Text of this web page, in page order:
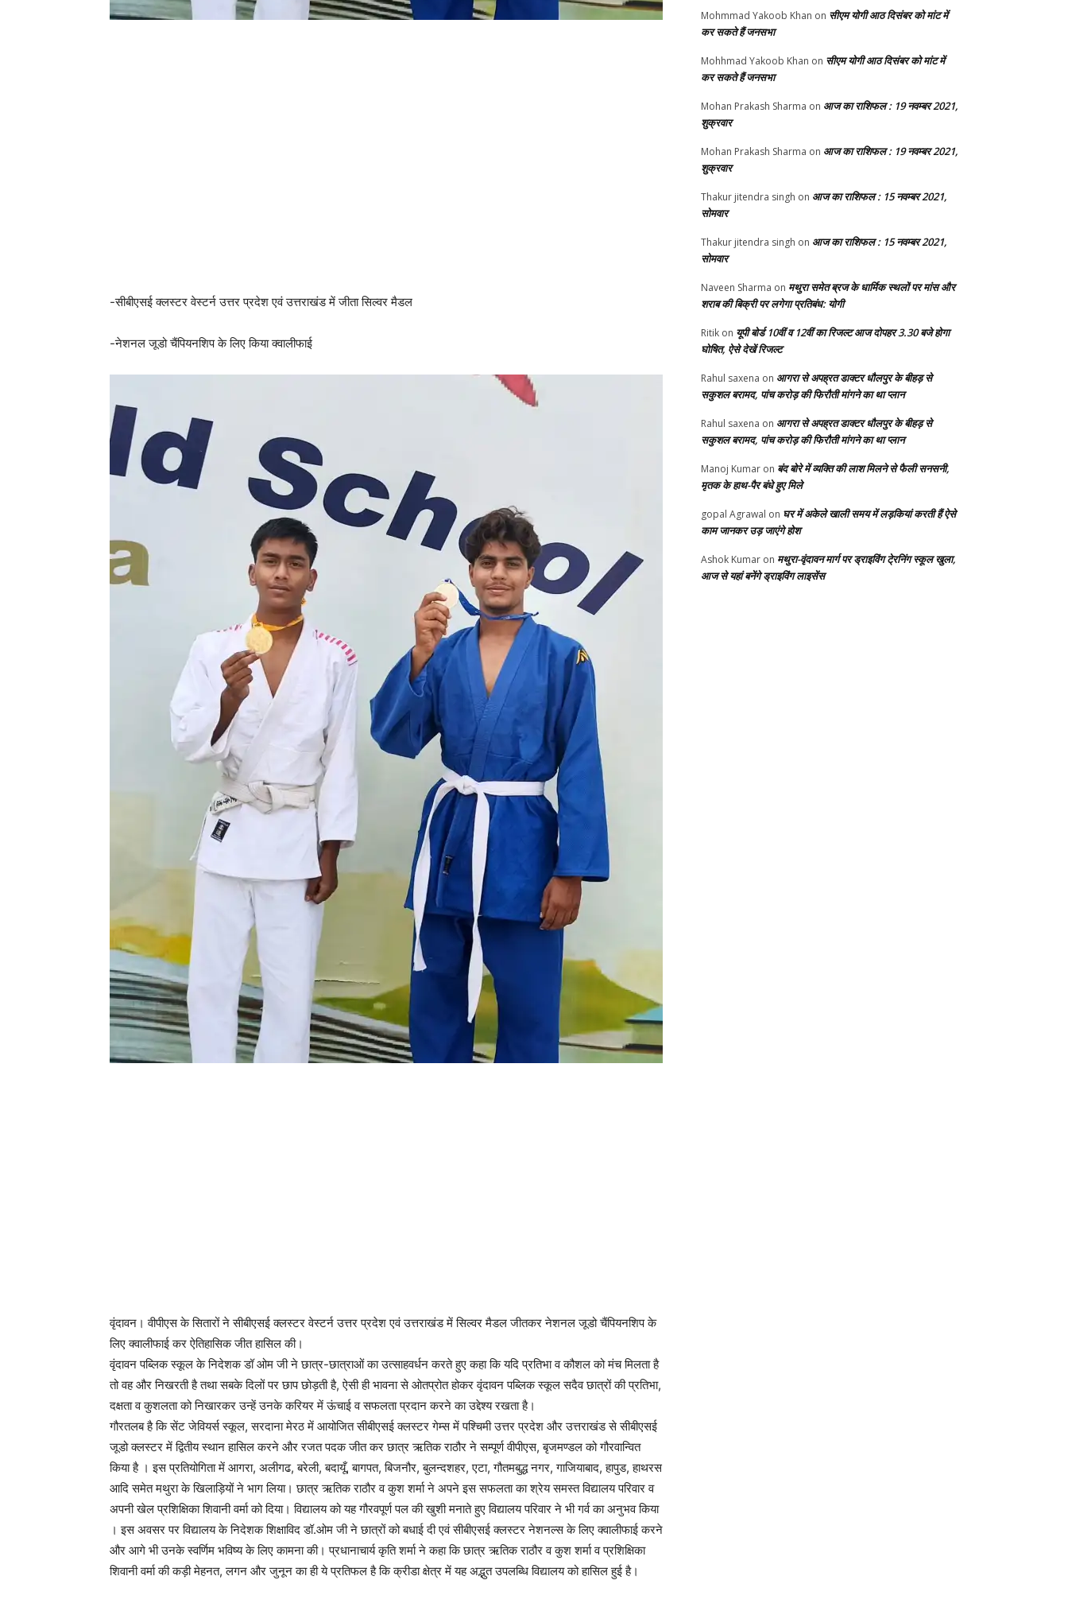
-सीबीएसई क्लस्टर वेस्टर्न उत्तर प्रदेश एवं उत्तराखंड में जीता सिल्वर मैडल
-नेशनल जूडो चैंपियनशिप के लिए किया क्वालीफाई
वृंदावन। वीपीएस के सितारों ने सीबीएसई क्लस्टर वेस्टर्न उत्तर प्रदेश एवं उत्तराखंड में सिल्वर मैडल जीतकर नेशनल जूडो चैंपियनशिप के
लिए क्वालीफाई कर ऐतिहासिक जीत हासिल की।
वृंदावन पब्लिक स्कूल के निदेशक डॉ ओम जी ने छात्र-छात्राओं का उत्साहवर्धन करते हुए कहा कि यदि प्रतिभा व कौशल को मंच मिलता है
तो वह और निखरती है तथा सबके दिलों पर छाप छोड़ती है, ऐसी ही भावना से ओतप्रोत होकर वृंदावन पब्लिक स्कूल सदैव छात्रों की प्रतिभा,
दक्षता व कुशलता को निखारकर उन्हें उनके करियर में ऊंचाई व सफलता प्रदान करने का उद्देश्य रखता है।
गौरतलब है कि सेंट जेवियर्स स्कूल, सरदाना मेरठ में आयोजित सीबीएसई क्लस्टर गेम्स में पश्चिमी उत्तर प्रदेश और उत्तराखंड से सीबीएसई
जूडो क्लस्टर में द्वितीय स्थान हासिल करने और रजत पदक जीत कर छात्र ऋतिक राठौर ने सम्पूर्ण वीपीएस, बृजमण्डल को गौरवान्वित
किया है । इस प्रतियोगिता में आगरा, अलीगढ, बरेली, बदायूँ, बागपत, बिजनौर, बुलन्दशहर, एटा, गौतमबुद्ध नगर, गाजियाबाद, हापुड, हाथरस
आदि समेत मथुरा के खिलाड़ियों ने भाग लिया। छात्र ऋतिक राठौर व कुश शर्मा ने अपने इस सफलता का श्रेय समस्त विद्यालय परिवार व
अपनी खेल प्रशिक्षिका शिवानी वर्मा को दिया। विद्यालय को यह गौरवपूर्ण पल की खुशी मनाते हुए विद्यालय परिवार ने भी गर्व का अनुभव किया
। इस अवसर पर विद्यालय के निदेशक शिक्षाविद डॉ.ओम जी ने छात्रों को बधाई दी एवं सीबीएसई क्लस्टर नेशनल्स के लिए क्वालीफाई करने
और आगे भी उनके स्वर्णिम भविष्य के लिए कामना की। प्रधानाचार्य कृति शर्मा ने कहा कि छात्र ऋतिक राठौर व कुश शर्मा व प्रशिक्षिका
शिवानी वर्मा की कड़ी मेहनत, लगन और जुनून का ही ये प्रतिफल है कि क्रीडा क्षेत्र में यह अद्भुत उपलब्धि विद्यालय को हासिल हुई है।
Mohmmad Yakoob Khan on सीएम योगी आठ दिसंबर को मांट में
कर सकते हैं जनसभा
Mohhmad Yakoob Khan on सीएम योगी आठ दिसंबर को मांट में
कर सकते हैं जनसभा
Mohan Prakash Sharma on आज का राशिफल : 19 नवम्बर 2021,
शुक्रवार
Mohan Prakash Sharma on आज का राशिफल : 19 नवम्बर 2021,
शुक्रवार
Thakur jitendra singh on आज का राशिफल : 15 नवम्बर 2021,
सोमवार
Thakur jitendra singh on आज का राशिफल : 15 नवम्बर 2021,
सोमवार
Naveen Sharma on मथुरा समेत ब्रज के धार्मिक स्थलों पर मांस और
शराब की बिक्री पर लगेगा प्रतिबंध: योगी
Ritik on यूपी बोर्ड 10वीं व 12वीं का रिजल्ट आज दोपहर 3.30 बजे होगा
घोषित, ऐसे देखें रिजल्ट
Rahul saxena on आगरा से अपह्रत डाक्टर धौलपुर के बीहड़ से
सकुशल बरामद, पांच करोड़ की फिरौती मांगने का था प्लान
Rahul saxena on आगरा से अपह्रत डाक्टर धौलपुर के बीहड़ से
सकुशल बरामद, पांच करोड़ की फिरौती मांगने का था प्लान
Manoj Kumar on बंद बोरे में व्यक्ति की लाश मिलने से फैली सनसनी,
मृतक के हाथ-पैर बंधे हुए मिले
gopal Agrawal on घर में अकेले खाली समय में लड़कियां करती हैं ऐसे
काम जानकर उड़ जाएंगे होश
Ashok Kumar on मथुरा-वृंदावन मार्ग पर ड्राइविंग टे्रनिंग स्कूल खुला,
आज से यहां बनेंगे ड्राइविंग लाइसेंस